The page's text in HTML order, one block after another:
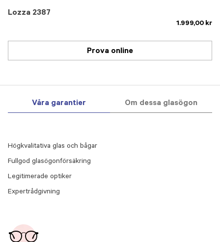
Lozza 2387
1.999,00 kr
Prova online
Våra garantier Om dessa glasögon
Högkvalitativa glas och bågar
Fullgod glasögonförsäkring
Legitimerade optiker
Expertrådgivning